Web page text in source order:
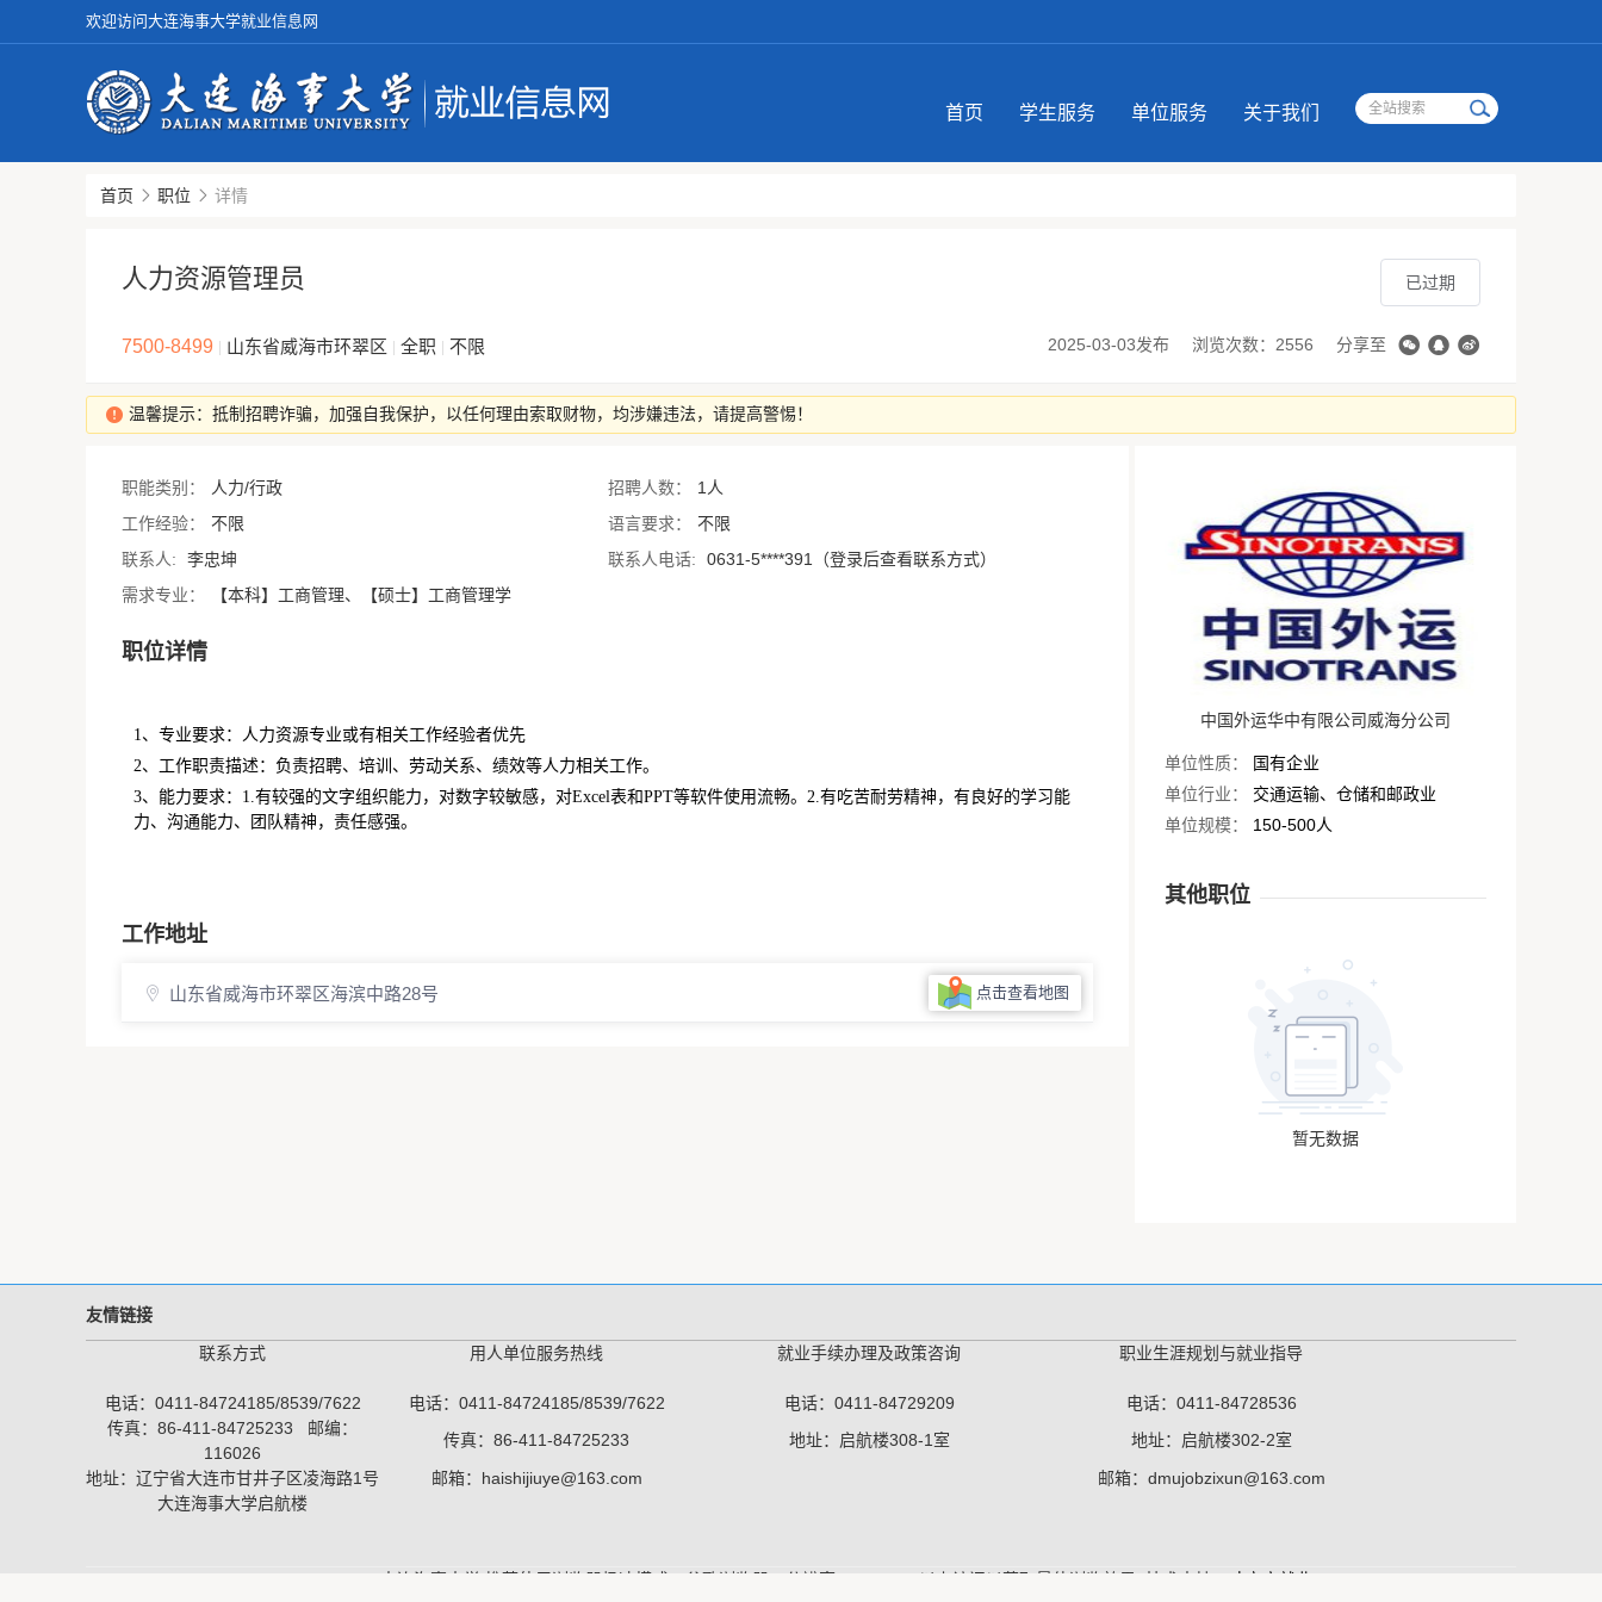
欢迎访问大连海事大学就业信息网
首页 学生服务 单位服务 关于我们
首页 职位 详情
人力资源管理员
7500-8499 山东省威海市环翠区 全职 不限
已过期
2025-03-03发布 浏览次数：2556 分享至
温馨提示：抵制招聘诈骗，加强自我保护，以任何理由索取财物，均涉嫌违法，请提高警惕！
职能类别： 人力/行政 招聘人数：
1人
工作经验：
不限 语言要求：
不限
联系人:
李忠坤 联系人电话:
0631-5****391（登录后查看联系方式）
需求专业：
【本科】工商管理、【硕士】工商管理学
职位详情
1、专业要求：人力资源专业或有相关工作经验者优先
2、工作职责描述：负责招聘、培训、劳动关系、绩效等人力相关工作。
3、能力要求：1.有较强的文字组织能力，对数字较敏感，对Excel表和PPT等软件使用流畅。2.有吃苦耐劳精神，有良好的学习能
力、沟通能力、团队精神，责任感强。
工作地址
山东省威海市环翠区海滨中路28号 点击查看地图
中国外运华中有限公司威海分公司
单位性质：
国有企业
单位行业：
交通运输、仓储和邮政业
单位规模：
150-500人
其他职位
暂无数据
友情链接
联系方式
用人单位服务热线 就业手续办理及政策咨询 职业生涯规划与就业指导
电话：0411-84724185/8539/7622 电话：0411-84724185/8539/7622 电话：0411-84729209
电话：0411-84728536
传真：86-411-84725233 邮编：
116026
传真：86-411-84725233 地址：启航楼308-1室
地址：启航楼302-2室
地址：辽宁省大连市甘井子区凌海路1号
邮箱：haishijiuye@163.com
邮箱：dmujobzixun@163.com
大连海事大学启航楼
Copyright ©大连海事大学 推荐使用浏览器极速模式、谷歌浏览器，分辨率1280＊768以上访问以获取最佳浏览效果 技术支持： 才立方就业